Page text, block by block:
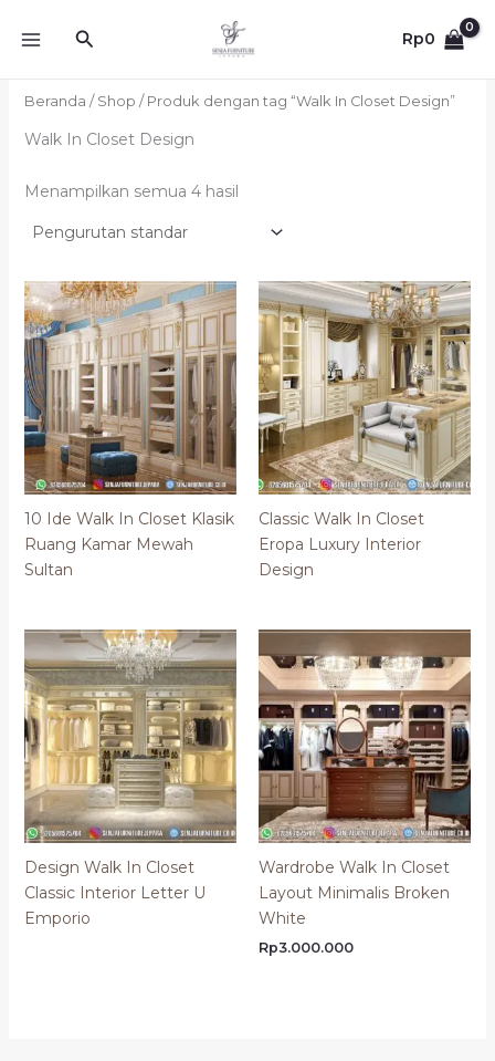
Cari Rp0
Beranda / Shop / Produk dengan tag “Walk In Closet Design”
Walk In Closet Design
Menampilkan semua 4 hasil
10 Ide Walk In Closet Klasik
Ruang Kamar Mewah
Sultan
Classic Walk In Closet
Eropa Luxury Interior
Design
Design Walk In Closet
Classic Interior Letter U
Emporio
Wardrobe Walk In Closet
Layout Minimalis Broken
White
Rp3.000.000